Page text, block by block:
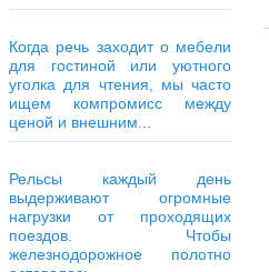
Когда речь заходит о мебели
для гостиной или уютного
уголка для чтения, мы часто
ищем компромисс между
ценой и внешним...
Рельсы каждый день
выдерживают огромные
нагрузки от проходящих
поездов. Чтобы
железнодорожное полотно